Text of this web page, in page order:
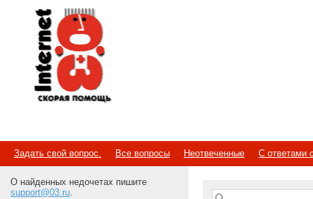
Internet
Скорая помощь
Задать свой вопрос. Все вопросы Неотвеченные С ответами
О найденных недочетах пишите
support@03.ru.